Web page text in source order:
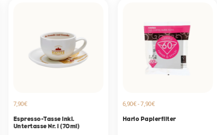
7,90€
Espresso-Tasse inkl.
Untertasse Nr. 1 (70ml)
6,90€ - 7,90€
Hario Papierfilter